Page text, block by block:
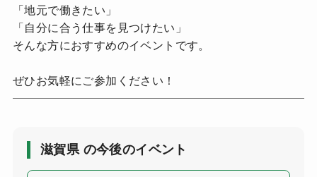
「地元で働きたい」
「自分に合う仕事を見つけたい」
そんな方におすすめのイベントです。
ぜひお気軽にご参加ください！
滋賀県 の今後のイベント